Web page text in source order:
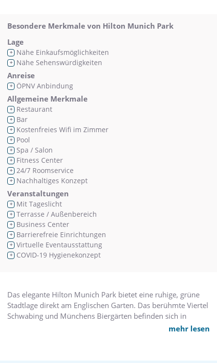
Besondere Merkmale von Hilton Munich Park
Lage
+ Nähe Einkaufsmöglichkeiten
+ Nähe Sehenswürdigkeiten
Anreise
+ ÖPNV Anbindung
Allgemeine Merkmale
+ Restaurant
+ Bar
+ Kostenfreies Wifi im Zimmer
+ Pool
+ Spa / Salon
+ Fitness Center
+ 24/7 Roomservice
+ Nachhaltiges Konzept
Veranstaltungen
+ Mit Tageslicht
+ Terrasse / Außenbereich
+ Business Center
+ Barrierefreie Einrichtungen
+ Virtuelle Eventausstattung
+ COVID-19 Hygienekonzept
Das elegante Hilton Munich Park bietet eine ruhige, grüne
Stadtlage direkt am Englischen Garten. Das berühmte Viertel
Schwabing und Münchens Biergärten befinden sich in
mehr lesen